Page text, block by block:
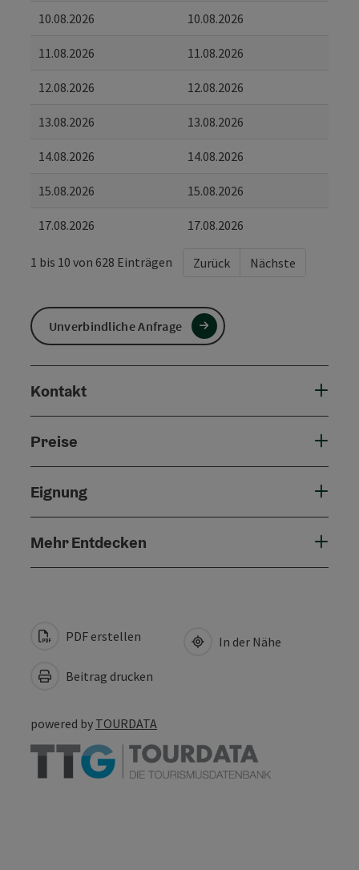
10.08.2026 10.08.2026
11.08.2026 11.08.2026
12.08.2026 12.08.2026
13.08.2026 13.08.2026
14.08.2026 14.08.2026
15.08.2026 15.08.2026
17.08.2026 17.08.2026
1 bis 10 von 628 Einträgen Zurück Nächste
Unverbindliche Anfrage
Kontakt
Preise
Eignung
Mehr Entdecken
PDF erstellen
Beitrag drucken
In der Nähe
powered by TOURDATA